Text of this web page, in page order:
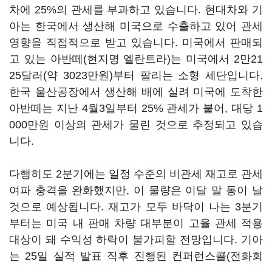
차에 25%의 관세를 부과하고 있습니다. 현대차와 기
아는 한국에서 생산해 미국으로 수출하고 있어 관세
영향을 직접적으로 받고 있습니다. 미국에서 판매되
고 있는 아반떼(현지명 엘란트라)는 미국에서 2만21
25달러(약 3023만원)부터 팔리는 소형 세단입니다.
한국 울산공장에서 생산해 배에 실려 미국에 도착한
아반떼는 지난 4월3일부터 25% 관세가 붙어, 대당 1
000만원 이상의 관세가 물린 것으로 추정되고 있습
니다.
다행히도 2분기에는 일정 수준의 비관세 재고로 관세
여파 충격을 완화했지만, 이 물량은 이달 말 동이 날
것으로 예상됩니다. 재고가 모두 바닥이 나는 3분기
부터는 미국 내 판매 차량 대부분이 고율 관세 적용
대상이 돼 수익성 하락이 불가피할 전망입니다. 기아
는 25일 실적 발표 직후 진행된 컨퍼런스콜(전화회